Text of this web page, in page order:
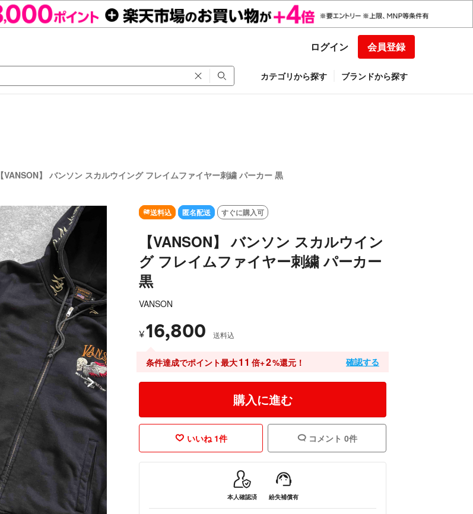
ログイン 会員登録
カテゴリから探す ブランドから探す
【VANSON】 バンソン スカルウイング フレイムファイヤー刺繍 パーカー 黒
送料込 匿名配送 すぐに購入可
【VANSON】 バンソン スカルウイン
グ フレイムファイヤー刺繍 パーカー
黒
VANSON
¥16,800 送料込
条件達成でポイント最大11 倍+2%還元！ 確認する
購入に進む
いいね 1件 コメント 0件
本人確認済 紛失補償有